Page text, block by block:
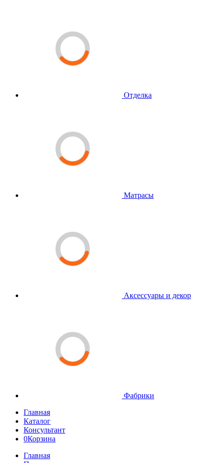
Отделка
Матрасы
Аксессуары и декор
Фабрики
Главная
Каталог
Консультант
0Корзина
Главная